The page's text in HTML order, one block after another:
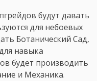
будут давать
для небоевых
Ботанический Сад,
навыка
будет производить
и Механика.